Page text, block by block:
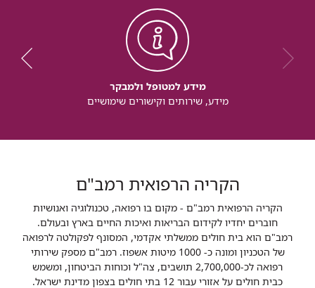
מידע למטופל ולמבקר
מידע, שירותים וקישורים שימושיים
הקריה הרפואית רמב"ם
הקריה הרפואית רמב"ם - מקום בו רפואה, טכנולוגיה ואנושיות
חוברים יחדיו לקידום הבריאות ואיכות החיים בארץ ובעולם.
רמב"ם הוא בית חולים ממשלתי אקדמי, המסונף לפקולטה לרפואה
של הטכניון ומונה כ- 1000 מיטות אשפוז. רמב"ם מספק שירותי
רפואה לכ-2,700,000 תושבים, צה"ל וכוחות הביטחון, ומשמש
כבית חולים על אזורי עבור 12 בתי חולים בצפון מדינת ישראל.